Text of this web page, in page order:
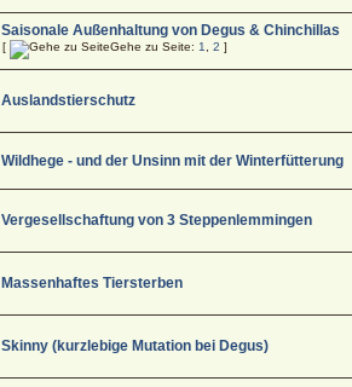
Saisonale Außenhaltung von Degus & Chinchillas
[ Gehe zu Seite: 1 ,2 ]
Auslandstierschutz
Wildhege - und der Unsinn mit der Winterfütterung
Vergesellschaftung von 3 Steppenlemmingen
Massenhaftes Tiersterben
Skinny (kurzlebige Mutation bei Degus)